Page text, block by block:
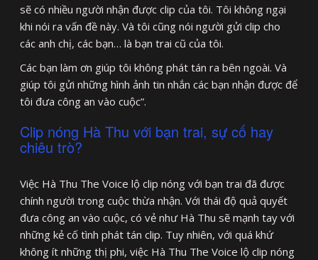
sẽ có nhiều người nhận được clip của tôi. Tôi không ngại
khi nói ra vấn đề này. Và tôi cũng nói người gửi clip cho
các anh chị, các bạn… là bạn trai cũ của tôi.
Các bạn làm ơn giúp tôi không phát tán ra bên ngoài. Và
giúp tôi gửi những hình ảnh tin nhắn các bạn nhận được để
tôi đưa công an vào cuộc”.
Clip nóng Hà Thu với bạn trai, sự cố hay
chiêu trò?
Việc Hà Thu The Voice lộ clip nóng với bạn trai đã được
chính người trong cuộc thừa nhận. Với thái độ quả quyết
đưa công an vào cuộc, có vẻ như Hà Thu sẽ mạnh tay với
những kẻ cố tình phát tán clip. Tuy nhiên, với quá khứ
không ít những thị phi, việc Hà Thu The Voice lộ clip nóng